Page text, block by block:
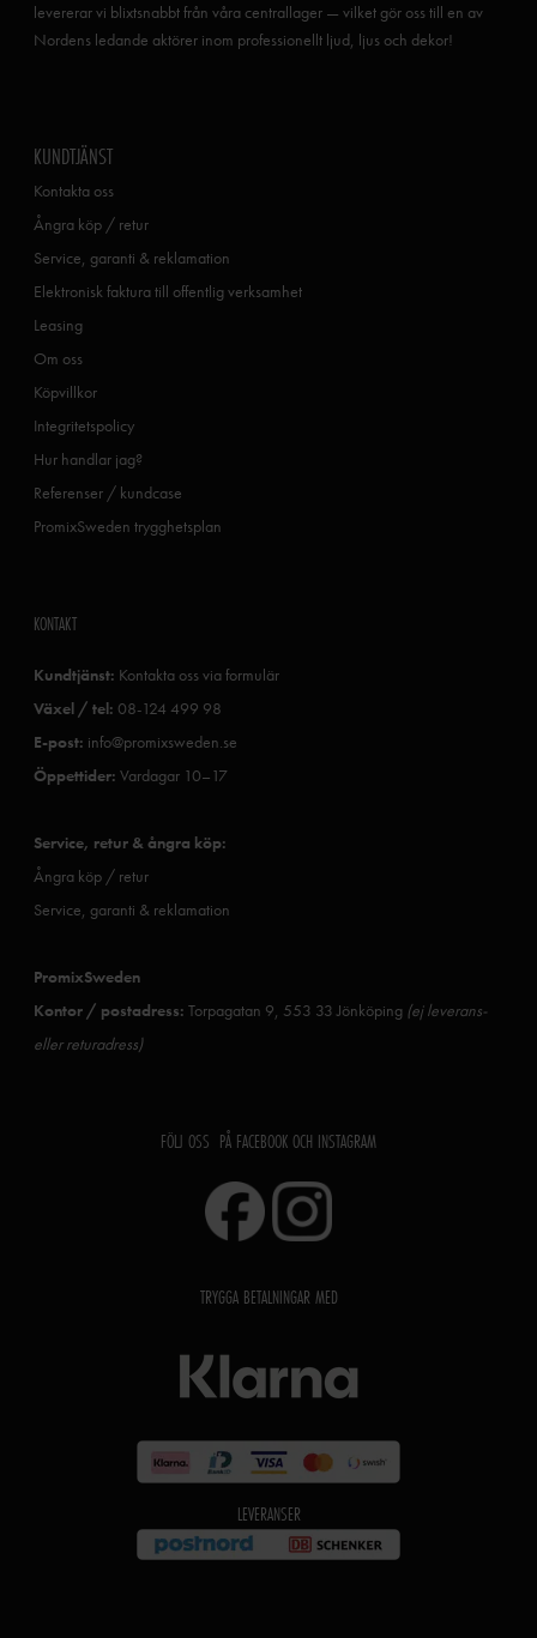
levererar vi blixtsnabbt från våra centrallager — vilket gör oss till en av
Nordens ledande aktörer inom professionellt ljud, ljus och dekor!
KUNDTJÄNST
Kontakta oss
Ångra köp / retur
Service, garanti & reklamation
Elektronisk faktura till offentlig verksamhet
Leasing
Om oss
Köpvillkor
Integritetspolicy
Hur handlar jag?
Referenser / kundcase
PromixSweden trygghetsplan
KONTAKT
Kundtjänst: Kontakta oss via formulär
Växel / tel: 08-124 499 98
E-post: info@promixsweden.se
Öppettider: Vardagar 10–17
Service, retur & ångra köp:
Ångra köp / retur
Service, garanti & reklamation
PromixSweden
Kontor / postadress: Torpagatan 9, 553 33 Jönköping (ej leverans-
eller returadress)
FÖLJ OSS PÅ FACEBOOK OCH INSTAGRAM
TRYGGA BETALNINGAR MED
LEVERANSER